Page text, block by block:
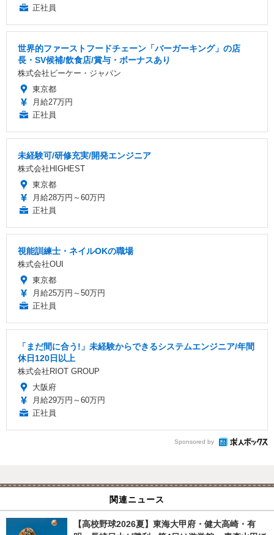
正社員
世界的ファーストフードチェーン「バーガーキング」の店
長・SV候補/飲食店/賞与・ボーナスあり
株式会社ビーケー・ジャパン
東京都
月給27万円
正社員
未経験可/研修充実/開発エンジニア
株式会社HIGHEST
東京都
月給28万円～60万円
正社員
視能訓練士・ネイルOKの職場
株式会社OUI
東京都
月給25万円～50万円
正社員
「まだ間に合う!」未経験からできるシステムエンジニア/年間
休日120日以上
株式会社RIOT GROUP
大阪府
月給29万円～60万円
正社員
Sponsored by
関連ニュース
【高校野球2026夏】東海大甲府・健大高崎・有